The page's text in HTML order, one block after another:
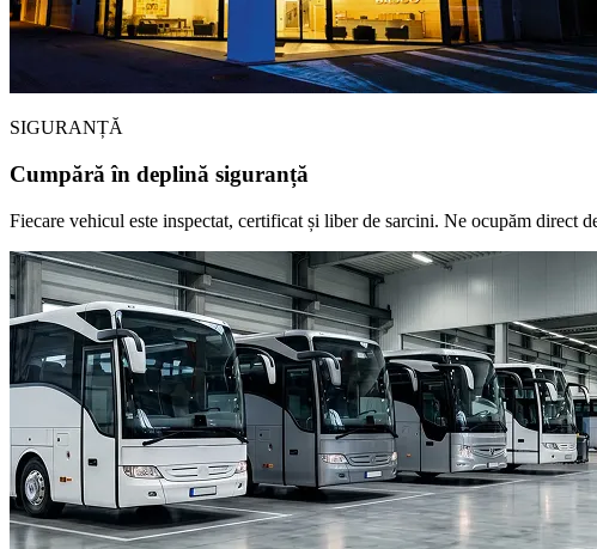
SIGURANȚĂ
Cumpără în deplină siguranță
Fiecare vehicul este inspectat, certificat și liber de sarcini. Ne ocupăm direct